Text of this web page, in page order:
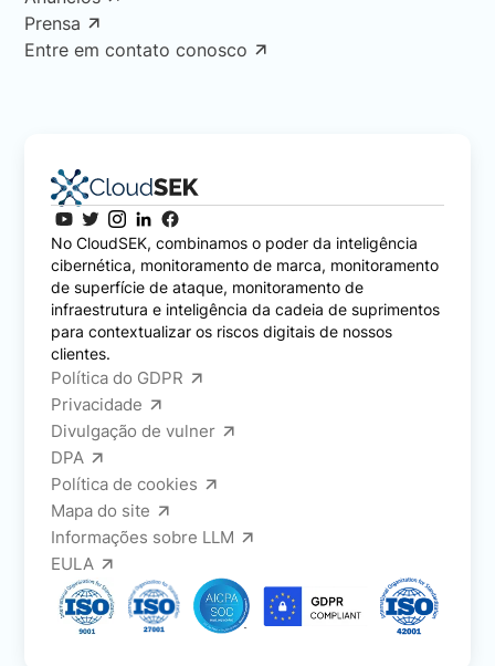
Prensa
Entre em contato conosco
No CloudSEK, combinamos o poder da inteligência
cibernética, monitoramento de marca, monitoramento
de superfície de ataque, monitoramento de
infraestrutura e inteligência da cadeia de suprimentos
para contextualizar os riscos digitais de nossos
clientes.
Política do GDPR
Privacidade
Divulgação de vulner
DPA
Política de cookies
Mapa do site
Informações sobre LLM
EULA